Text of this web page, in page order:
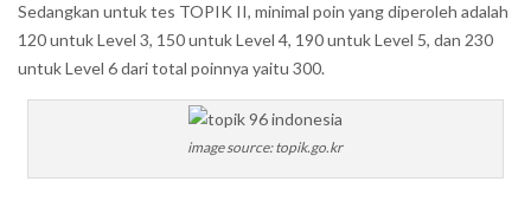
Sedangkan untuk tes TOPIK II, minimal poin yang diperoleh adalah
120 untuk Level 3, 150 untuk Level 4, 190 untuk Level 5, dan 230
untuk Level 6 dari total poinnya yaitu 300.
image source: topik.go.kr